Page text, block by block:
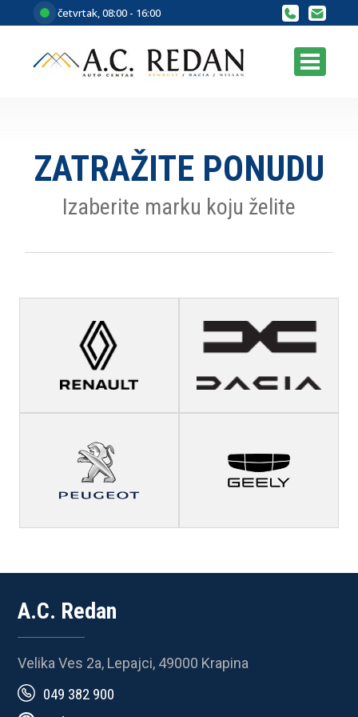
četvrtak, 08:00 - 16:00
ZATRAŽITE PONUDU
Izaberite marku koju želite
A.C. Redan
Velika Ves 2a, Lepajci, 49000 Krapina
049 382 900